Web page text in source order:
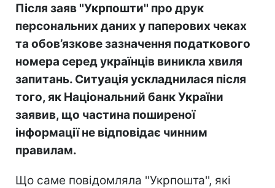
Після заяв ''Укрпошти'' про друк
персональних даних у паперових чеках
та обов’язкове зазначення податкового
номера серед українців виникла хвиля
запитань. Ситуація ускладнилася після
того, як Національний банк України
заявив, що частина поширеної
інформації не відповідає чинним
правилам.
Що саме повідомляла ''Укрпошта'', які